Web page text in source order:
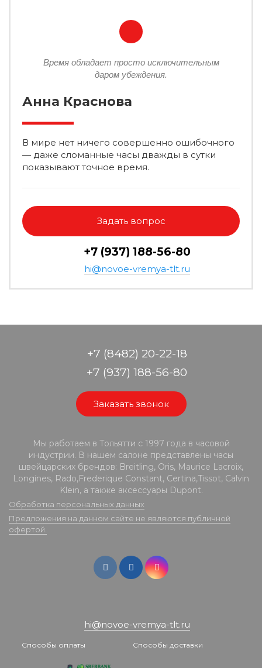
Время обладает просто исключительным
даром убеждения.
Анна Краснова
В мире нет ничего совершенно ошибочного
— даже сломанные часы дважды в сутки
показывают точное время.
Задать вопрос
+7 (937) 188-56-80
hi@novoe-vremya-tlt.ru
+7 (8482) 20-22-18
+7 (937) 188-56-80
Заказать звонок
Мы работаем в Тольятти с 1997 года в часовой
индустрии. В нашем салоне представлены часы
швейцарских брендов: Breitling, Oris, Maurice Lacroix,
Longines, Rado,Frederique Constant, Certina,Tissot, Calvin
Klein, а также аксессуары Dupont.
Обработка персональных данных
Предложения на данном сайте не являются публичной
офертой.
hi@novoe-vremya-tlt.ru
Способы оплаты Способы доставки